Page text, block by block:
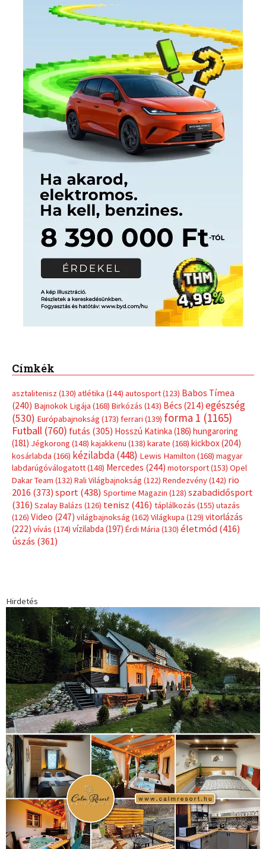
Címkék
asztalitenisz (130) atlétika (144) autosport(123) Babos Tímea
(240) Bajnokok Ligája (168) Birkózás (143) Bécs (214) egészség
(530) Európabajnokság (173) ferrari (139) forma 1 (1165)
Futball (760) futás (305) Hosszú Katinka (186) hungaroring
(181) Jégkorong (148) kajakkenu (138) karate (168) kickbox(204)
kosárlabda (166) kézilabda(448) Lewis Hamilton (168) magyar
labdarúgóválogatott(148) Mercedes (244) motorsport(153) Opel
Dakar Team (132) Rali Világbajnokság (122) Rendezvény(142) rio
2016 (373) sport(438) Sportime Magazin (128) szabadidősport
(316) Szalay Balázs (126) tenisz (416) táplálkozás (155) utazás
(126) Video (247) világbajnokság (162) Világkupa (129) vitorlázás
(222) vívás (174) vízilabda (197) Érdi Mária (130) életmód(416)
úszás (361)
Hirdetés